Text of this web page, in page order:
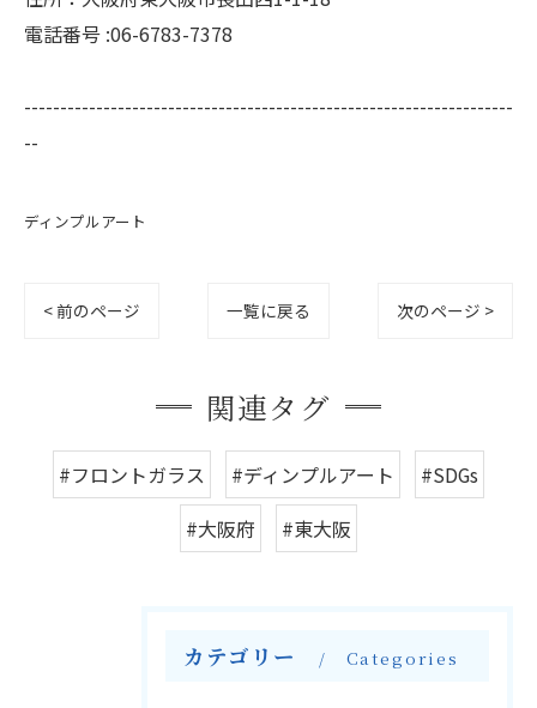
電話番号 :06-6783-7378
--------------------------------------------------------------------
--
ディンプルアート
< 前のページ 一覧に戻る 次のページ >
関連タグ
#フロントガラス #ディンプルアート
#SDGs
#大阪府
#東大阪
カテゴリー Categories